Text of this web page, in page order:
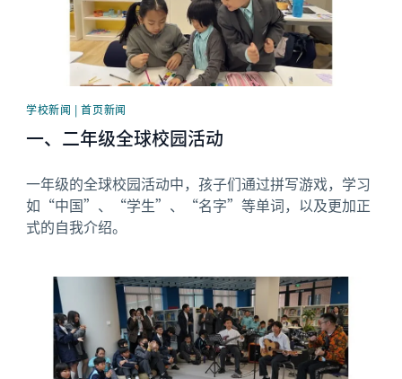
学校新闻 | 首页新闻
一、二年级全球校园活动
一年级的全球校园活动中，孩子们通过拼写游戏，学习
如“中国”、“学生”、“名字”等单词，以及更加正
式的自我介绍。
News image